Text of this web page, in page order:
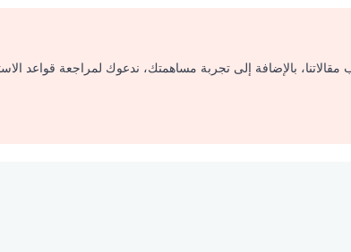
بالإضافة إلى تجربة مساهمتك، ندعوك لمراجعة قواعد